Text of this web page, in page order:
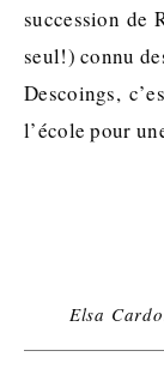
succession de
seul!) connu
Descoings,
l’école pour
Elsa